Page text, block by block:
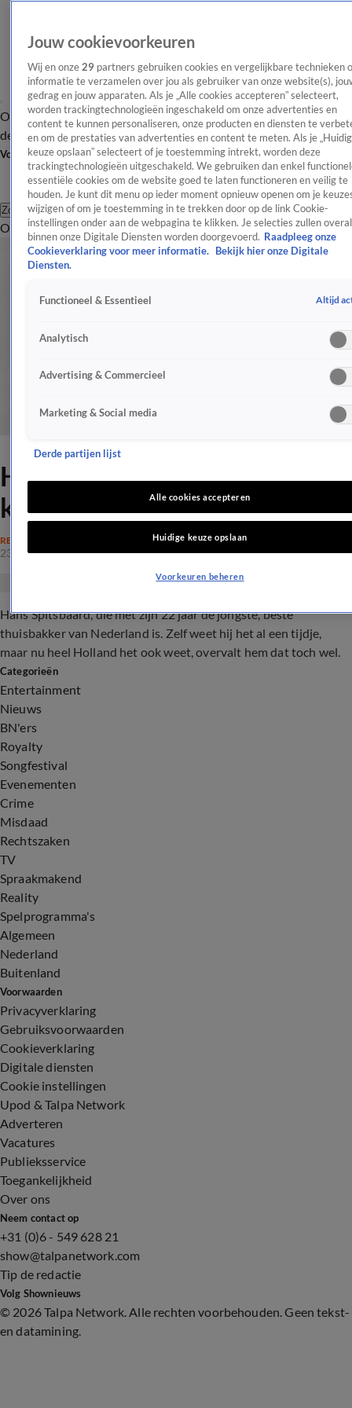
OverzichtAfleveringen Entertainment TV Algemeen
Tip
de redactieNieuwsbrief
Volg Shownieuws
Zoeken
OverzichtEntertainmentSpraakmakendRealityCrimeVideo's
Heel Holland Hans: In één
klap BN'er van formaat!
REALITY
23 okt 2017, 20:12
Hans Spitsbaard, die met zijn 22 jaar de jongste, beste
thuisbakker van Nederland is. Zelf weet hij het al een tijdje,
maar nu heel Holland het ook weet, overvalt hem dat toch wel.
Categorieën
Entertainment
Nieuws
BN'ers
Royalty
Songfestival
Evenementen
Crime
Misdaad
Rechtszaken
TV
Spraakmakend
Reality
Spelprogramma's
Algemeen
Nederland
Buitenland
Voorwaarden
Privacyverklaring
Gebruiksvoorwaarden
Cookieverklaring
Digitale diensten
Cookie instellingen
Upod & Talpa Network
Adverteren
Vacatures
Publieksservice
Toegankelijkheid
Over ons
Neem contact op
+31 (0)6 - 549 628 21
show@talpanetwork.com
Tip de redactie
Volg Shownieuws
© 2026 Talpa Network. Alle rechten voorbehouden. Geen tekst-
en datamining.
Jouw cookievoorkeuren
Wij en onze 29 partners gebruiken cookies en vergelijkbare technieken
informatie te verzamelen over jou als gebruiker van onze website(s),
gedrag en jouw apparaten. Als je „Alle cookies accepteren” selecteert,
worden trackingtechnologieën ingeschakeld om onze advertenties en
content te kunnen personaliseren, onze producten en diensten te
en om de prestaties van advertenties en content te meten. Als je
keuze opslaan” selecteert of je toestemming intrekt, worden deze
trackingtechnologieën uitgeschakeld. We gebruiken dan enkel
essentiële cookies om de website goed te laten functioneren en veilig te
houden. Je kunt dit menu op ieder moment opnieuw openen om je
wijzigen of om je toestemming in te trekken door op de link Cookie-
instellingen onder aan de webpagina te klikken. Je selecties zullen overal
binnen onze Digitale Diensten worden doorgevoerd. Raadpleeg onze
Cookieverklaring voor meer informatie.
Bekijk hier onze Digitale
Diensten.
Functioneel & Essentieel Altijd
Analytisch
Advertising & Commercieel
Marketing & Social media
Derde partijen lijst
Alle cookies accepteren
Huidige keuze opslaan
Voorkeuren beheren